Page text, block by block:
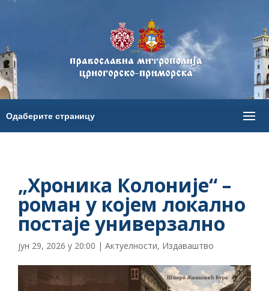
„Хроника Колоније“ –
роман у којем локално
постаје универзално
јун 29, 2026 у 20:00 | Актуелности, Издаваштво